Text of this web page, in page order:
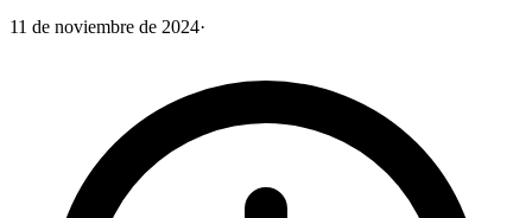
11 de noviembre de 2024·